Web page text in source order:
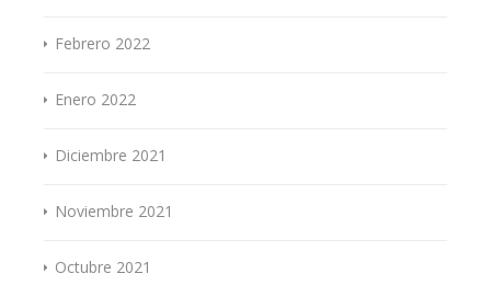
Febrero 2022
Enero 2022
Diciembre 2021
Noviembre 2021
Octubre 2021